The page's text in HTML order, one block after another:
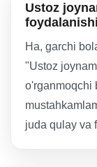
Ustoz
Ha, garchi
"Ustoz
o'rganmoqchi
juda qulay va